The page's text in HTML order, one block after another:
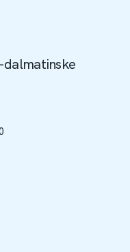
dalmatinske